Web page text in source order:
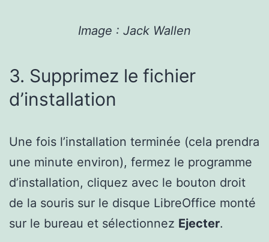
Image : Jack Wallen
3. Supprimez le fichier
d’installation
Une fois l’installation terminée (cela prendra
une minute environ), fermez le programme
d’installation, cliquez avec le bouton droit
de la souris sur le disque LibreOffice monté
sur le bureau et sélectionnez Ejecter.